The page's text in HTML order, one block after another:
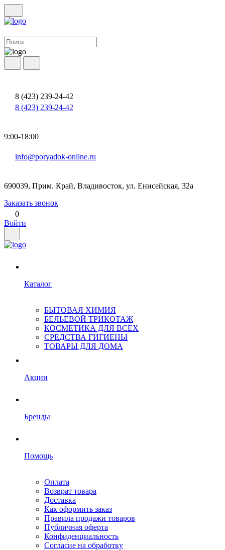
8 (423) 239-24-42
8 (423) 239-24-42
9:00-18:00
info@poryadok-online.ru
690039, Прим. Край, Владивосток, ул. Енисейская, 32а
Заказать звонок
0
Войти
Каталог
БЫТОВАЯ ХИМИЯ
БЕЛЬЕВОЙ ТРИКОТАЖ
КОСМЕТИКА ДЛЯ ВСЕХ
СРЕДСТВА ГИГИЕНЫ
ТОВАРЫ ДЛЯ ДОМА
Акции
Бренды
Помощь
Оплата
Возврат товара
Доставка
Как оформить заказ
Правила продажи товаров
Публичная оферта
Конфиденциальность
Согласие на обработку